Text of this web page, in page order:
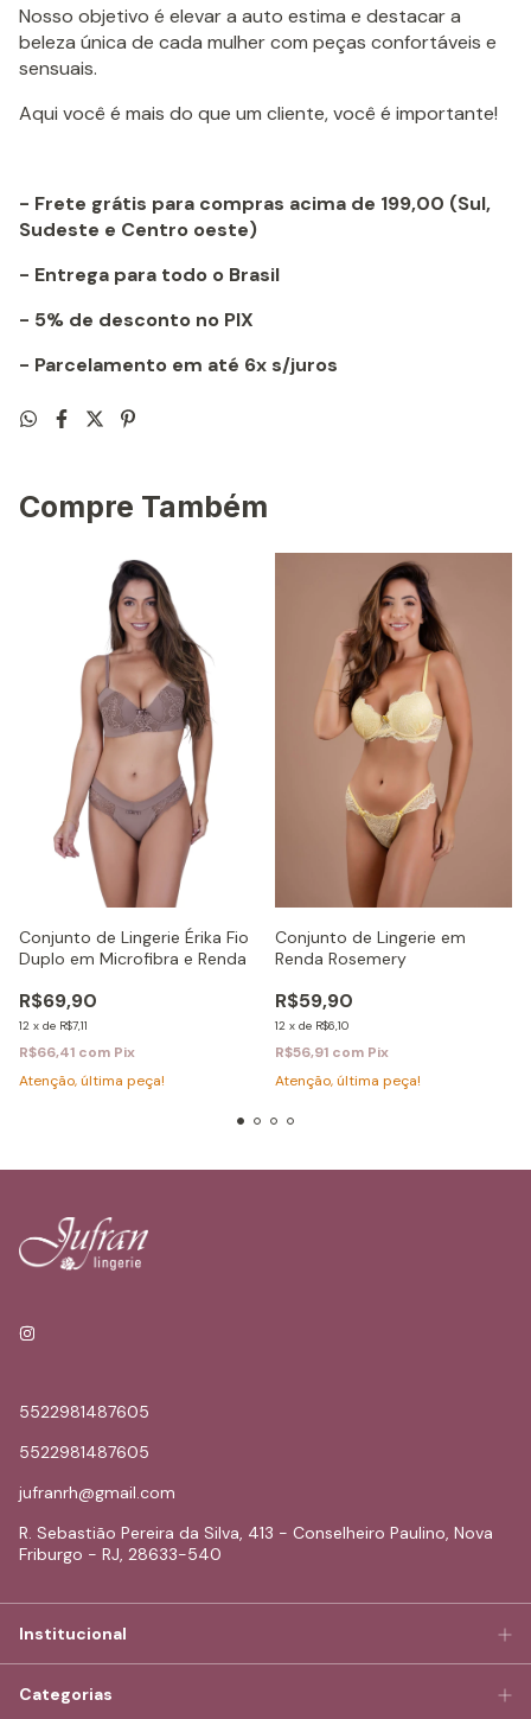
Nosso objetivo é elevar a auto estima e destacar a
beleza única de cada mulher com peças confortáveis e
sensuais.
Aqui você é mais do que um cliente, você é importante!
- Frete grátis para compras acima de 199,00 (Sul,
Sudeste e Centro oeste)
- Entrega para todo o Brasil
- 5% de desconto no PIX
- Parcelamento em até 6x s/juros
Compre Também
Conjunto de Lingerie Érika Fio
Duplo em Microfibra e Renda
R$69,90
12 x de R$7,11
R$66,41 com Pix
Atenção, última peça!
Conjunto de Lingerie em
Renda Rosemery
R$59,90
12 x de R$6,10
R$56,91 com Pix
Atenção, última peça!
5522981487605
5522981487605
jufranrh@gmail.com
R. Sebastião Pereira da Silva, 413 - Conselheiro Paulino, Nova
Friburgo - RJ, 28633-540
Institucional
Categorias